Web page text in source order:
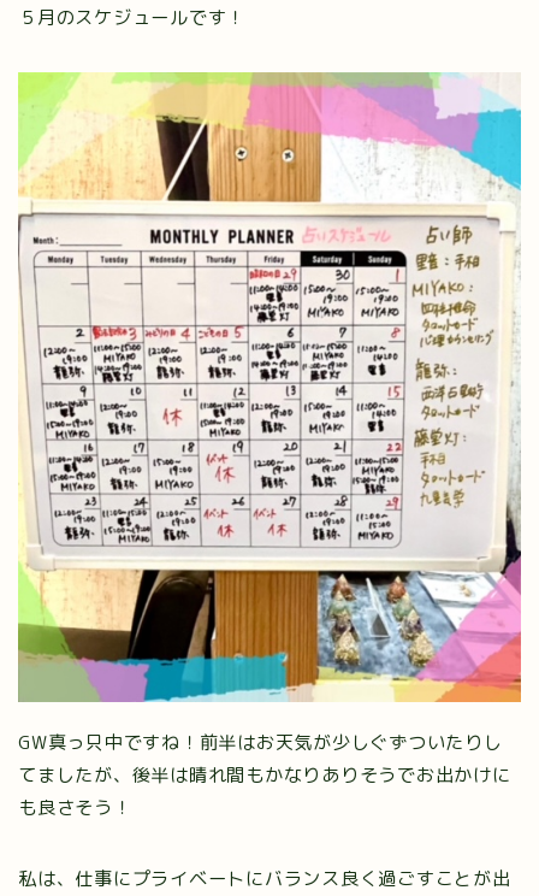
５月のスケジュールです！
GW真っ只中ですね！前半はお天気が少しぐずついたりし
てましたが、後半は晴れ間もかなりありそうでお出かけに
も良さそう！
私は、仕事にプライベートにバランス良く過ごすことが出